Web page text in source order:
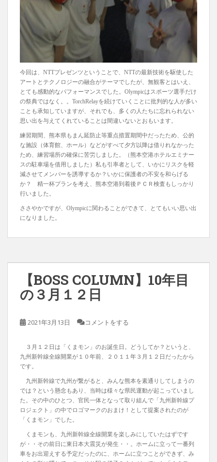
今回は、NTTプレゼンツということで、NTTの最新技術を駆使した
アートとテクノロジーの融合がテーマでしたが、無観客とはいえ、
とても感動的なパフォーマンスでした。Olympicはスポーツ選手だけ
の祭典ではなく。。TorchRelayを続けていくことに批判的な人が多い
ことも承知していますが、それでも、多くの人たちに忘れられない
思い出を与えてくれていることは間違いないとおもいます。
練習期間、熊本県もまん延防止等重点措置期間中だったため、公的
な施設（体育館、ホール）などがすべて夕方以降は借りれなかった
ため、練習場所の確保に苦労しました。（熊本空港ホテルエミナー
スの駐車場を借用しました）私も引率者として、いかにリスクを軽
減させてメンバーを誘導するか？いかに保護者の不安を和らげる
か？ 精一杯プランを考え、熊本空港到着後ＰＣＲ検査もしっかり
行いました。
ささやかですが、Olympicに関わることができて、とてもいい思い出
になりました。
【BOSS COLUMN】10年目
の３月１２日
2021年3月13日 コメントをする
３月１２日は「くまモン」のお誕生日。どうしてか？というと、
九州新幹線全線開業が１０年前、２０１１年３月１２日だったから
です。
九州新幹線で九州が繋がると、みんな熊本を素通りしてしまうの
では？という懸念もあり、当時は様々な県民運動が起こっていまし
た。その中のひとつ、官民一体となって取り組んで「九州新幹線プ
ロジェクト」の中でロゴマークのおまけ！として提案されたのが
「くまモン」でした。
くまモンも、九州新幹線全線開業を楽しみにしていたはずです
が・・その前日に東日本大震災が発生・・。ホームに立って一番列
車をお出迎えする予定だったのに、ホームに立つことができず、み